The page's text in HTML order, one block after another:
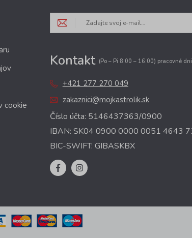
cookie
Kontakt (Po – Pi 8:00 – 16:00) pracovné dni
+421 277 270 049
zakaznici@mojkastrolik.sk
Číslo účta: 5146437363/0900
IBAN: SK04 0900 0000 0051 4643
BIC-SWIFT: GIBASKBX